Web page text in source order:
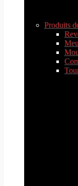
Produits